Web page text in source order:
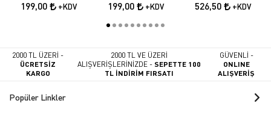
199,00 +KDV 199,00 +KDV 526,50 +KDV
2000 TL ÜZERİ -
ÜCRETSİZ
KARGO
2000 TL VE ÜZERİ
ALIŞVERİŞLERİNİZDE -SEPETTE 100
TL İNDİRİM FIRSATI
GÜVENLİ -
ONLINE
ALIŞVERİŞ
Popüler Linkler